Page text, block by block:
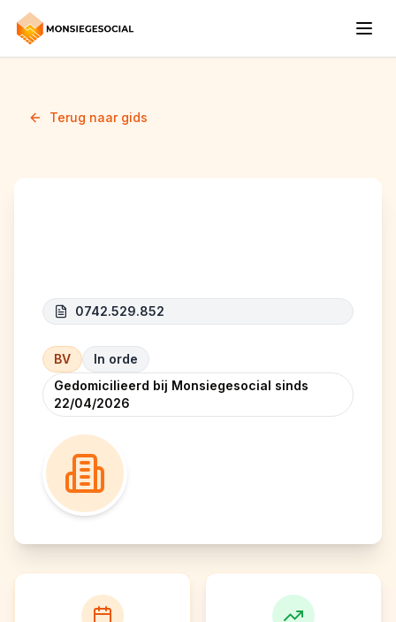
Terug naar gids
0742.529.852
BV
In orde
Gedomicilieerd bij Monsiegesocial sinds
22/04/2026